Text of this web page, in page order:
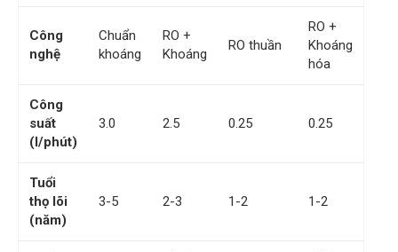
Công
nghệ
Chuẩn
khoáng
RO +
Khoáng
RO thuần
RO +
Khoáng
hóa
Công
suất
(l/phút)
3.0 2.5 0.25 0.25
Tuổi
thọ lõi
(năm)
3-5 2-3 1-2 1-2